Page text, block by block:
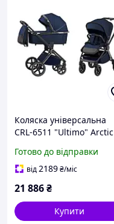
Коляска універсальна
CRL-6511 "Ultimo" Arctic
Готово до відправки
від2189₴/міс
21 886₴
Купити